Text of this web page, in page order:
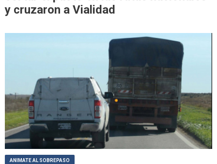
y cruzaron a Vialidad
ANIMATE AL SOBREPASO